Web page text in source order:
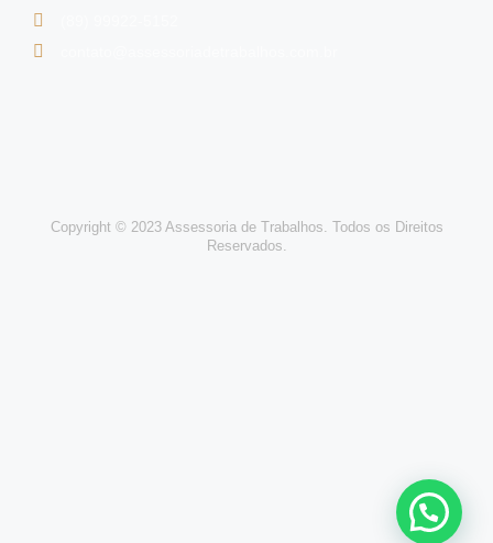
Copyright © 2023 Assessoria de Trabalhos. Todos os Direitos
Reservados.